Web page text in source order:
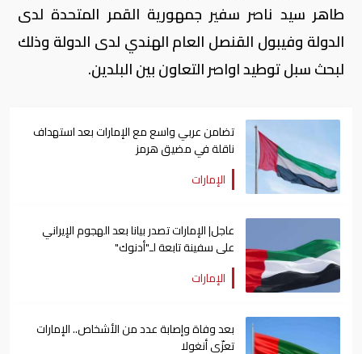
طاهر سيد ناصر سفير جمهورية القمر المتحدة لدى
الدولة وفيبول القنصل العام الهندي لدى الدولة وذلك
لبحث سبل توطيد اواصر التعاون بين البلدين.
تضامن عربي واسع مع الإمارات بعد استهداف
ناقلة في مضيق هرمز
الإمارات
عاجل| الإمارات تصدر بيانا بعد الهجوم الإيراني
على سفينة تابعة لـ"أدنوك"
الإمارات
بعد وفاة وإصابة عدد من الأشخاص.. الإمارات
تعزّي أنغولا